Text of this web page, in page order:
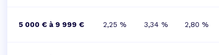
5 000 € à 9 999 € 2,25 % 3,34 % 2,80 %